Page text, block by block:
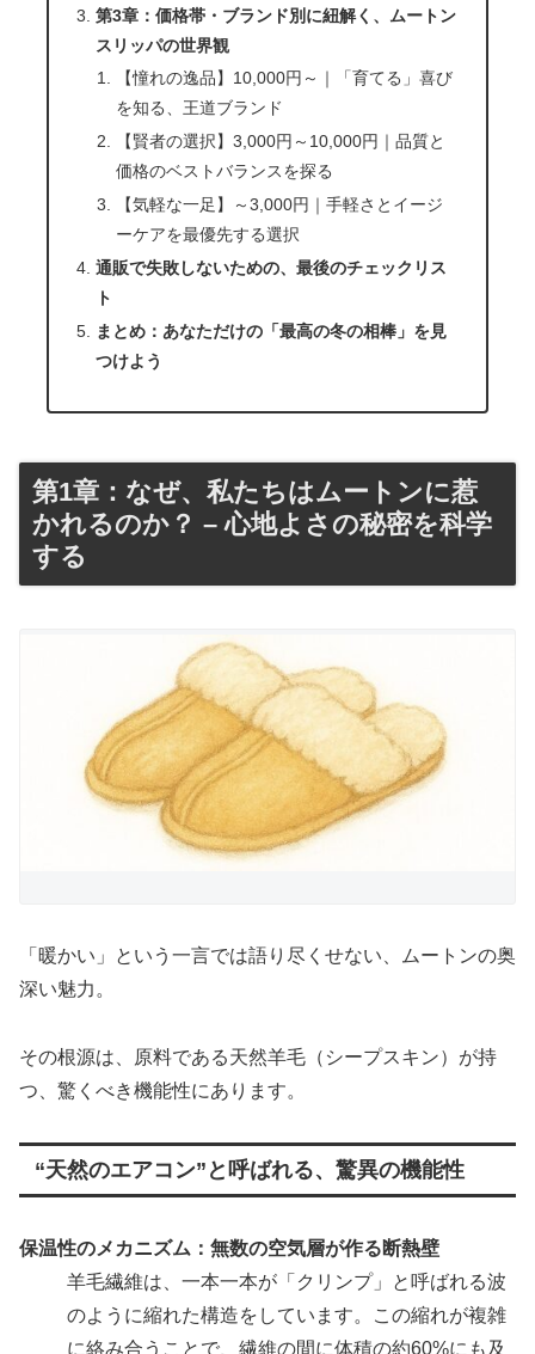
第3章：価格帯・ブランド別に紐解く、ムートン
スリッパの世界観
【憧れの逸品】10,000円～｜「育てる」喜び
を知る、王道ブランド
【賢者の選択】3,000円～10,000円｜品質と
価格のベストバランスを探る
【気軽な一足】～3,000円｜手軽さとイージ
ーケアを最優先する選択
通販で失敗しないための、最後のチェックリス
ト
まとめ：あなただけの「最高の冬の相棒」を見
つけよう
第1章：なぜ、私たちはムートンに惹
かれるのか？ – 心地よさの秘密を科学
する
「暖かい」という一言では語り尽くせない、ムートンの奥
深い魅力。
その根源は、原料である天然羊毛（シープスキン）が持
つ、驚くべき機能性にあります。
“天然のエアコン”と呼ばれる、驚異の機能性
保温性のメカニズム：無数の空気層が作る断熱壁
羊毛繊維は、一本一本が「クリンプ」と呼ばれる波
のように縮れた構造をしています。この縮れが複雑
に絡み合うことで、繊維の間に体積の約60%にも及